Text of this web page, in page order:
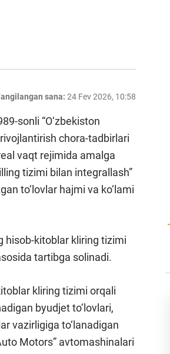
sana: 24 Fev 2026, 10:58
sonli “O‘zbekiston
chora-tadbirlari
vaqt rejimida amalga
tizimi bilan integrallash”
to‘lovlar hajmi va ko‘lami
hisob-kitoblar kliring tizimi
tartibga solinadi.
kliring tizimi orqali
byudjet to‘lovlari,
vazirligiga to‘lanadigan
Motors” avtomashinalari